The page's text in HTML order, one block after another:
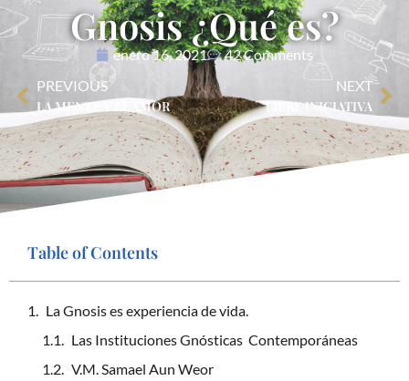
Gnosis ¿Qué es?
enero 16, 2021
42 Comments
PREVIOUS
LA MENTE Y EL AMOR
NEXT
LIBRE INICIATIVA
Table of Contents
La Gnosis es experiencia de vida.
Las Instituciones Gnósticas Contemporáneas
V.M. Samael Aun Weor